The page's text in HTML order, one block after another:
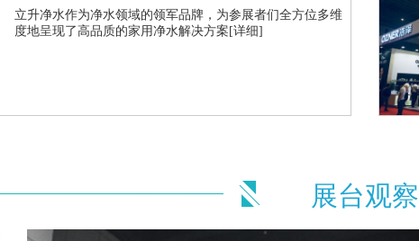
立升净水作为净水领域的领军品牌，为参展者们全方位多维
度地呈现了高品质的家用净水解决方案 [详细]
展台观察